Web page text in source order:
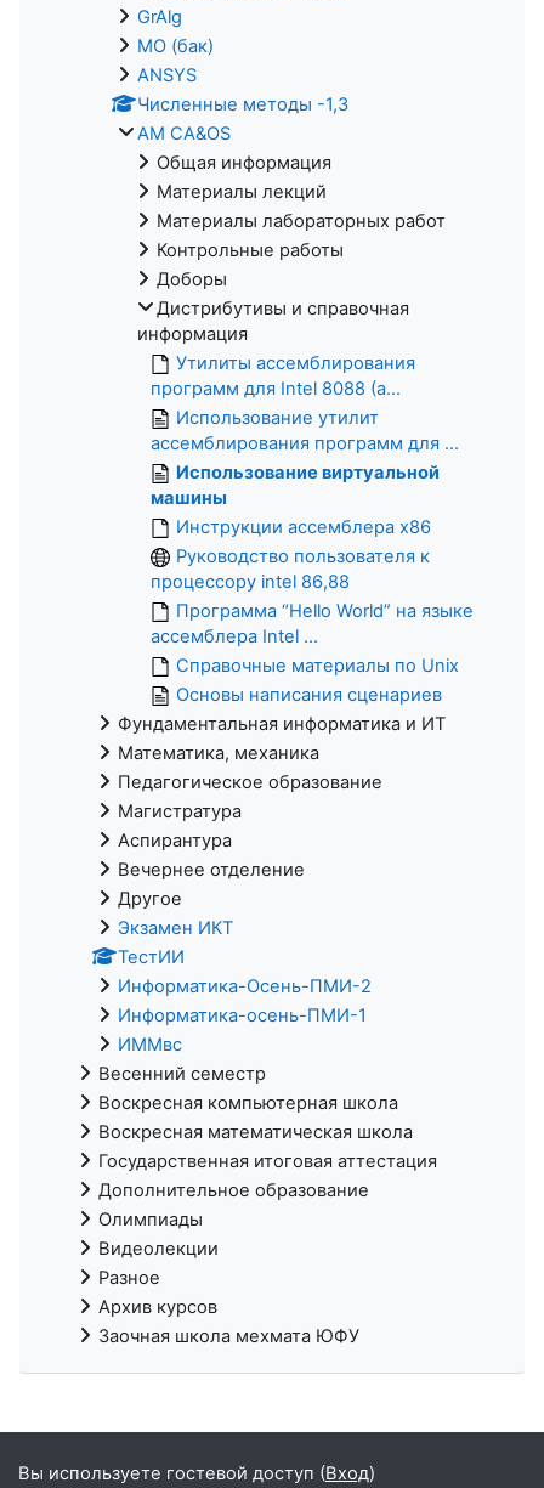
GrAlg
МО (бак)
ANSYS
Численные методы -1,3
AM CA&OS
Общая информация
Материалы лекций
Материалы лабораторных работ
Контрольные работы
Доборы
Дистрибутивы и справочная
информация
Утилиты ассемблирования
программ для Intel 8088 (а...
Использование утилит
ассемблирования программ для ...
Использование виртуальной
машины
Инструкции ассемблера x86
Руководство пользователя к
процессору intel 86,88
Программа “Hello World” на языке
ассемблера Intel ...
Справочные материалы по Unix
Основы написания сценариев
Фундаментальная информатика и ИТ
Математика, механика
Педагогическое образование
Магистратура
Аспирантура
Вечернее отделение
Другое
Экзамен ИКТ
ТестИИ
Информатика-Осень-ПМИ-2
Информатика-осень-ПМИ-1
ИММвс
Весенний семестр
Воскресная компьютерная школа
Воскресная математическая школа
Государственная итоговая аттестация
Дополнительное образование
Олимпиады
Видеолекции
Разное
Архив курсов
Заочная школа мехмата ЮФУ
Вы используете гостевой доступ (Вход)